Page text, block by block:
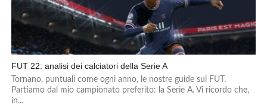
FUT 22: analisi dei calciatori della Serie A
Tornano, puntuali come ogni anno, le nostre guide sul FUT.
Partiamo dal mio campionato preferito: la Serie A. Vi ricordo che,
in...